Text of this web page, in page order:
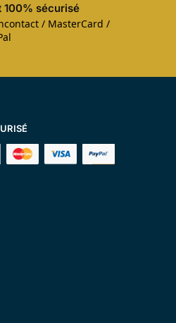
100% sécurisé
/ MasterCard /